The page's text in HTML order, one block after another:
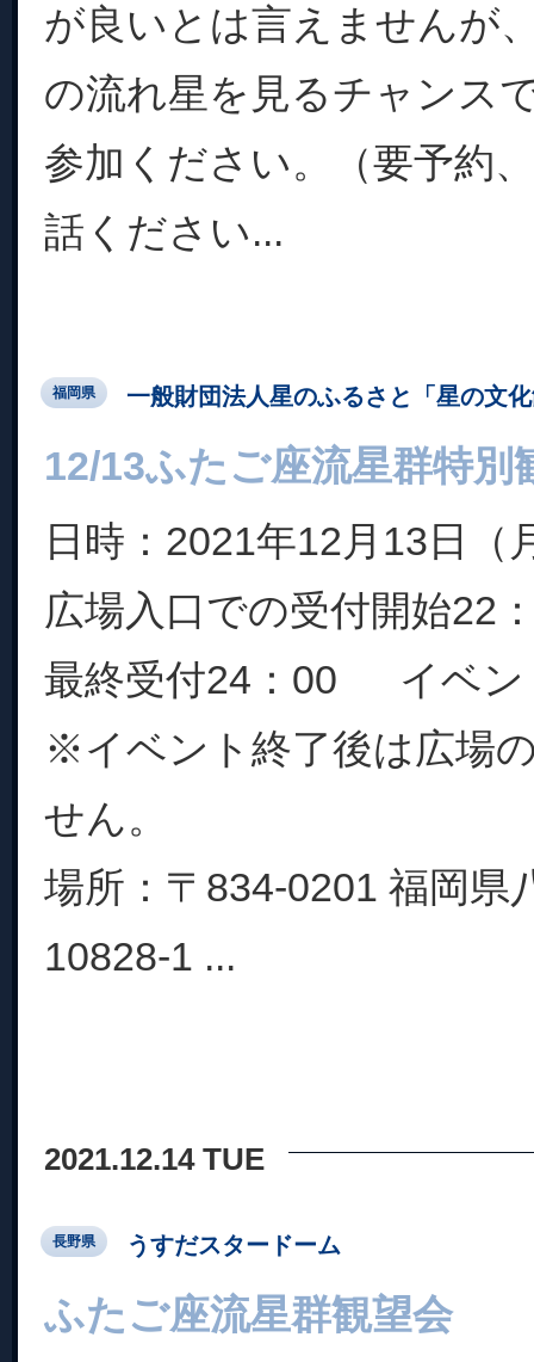
が良いとは言えませんが
の流れ星を見るチャンス
参加ください。（要予約
話ください...
福岡県 一般財団法人星のふるさと「星の文
12/13ふたご座流星群特別
日時：2021年12月13日（
広場入口での受付開始
最終受付24：00 イベン
※イベント終了後は広場
せん。
場所：〒834-0201 福岡県
10828-1 ...
2021.12.14 TUE
長野県 うすだスタードーム
ふたご座流星群観望会